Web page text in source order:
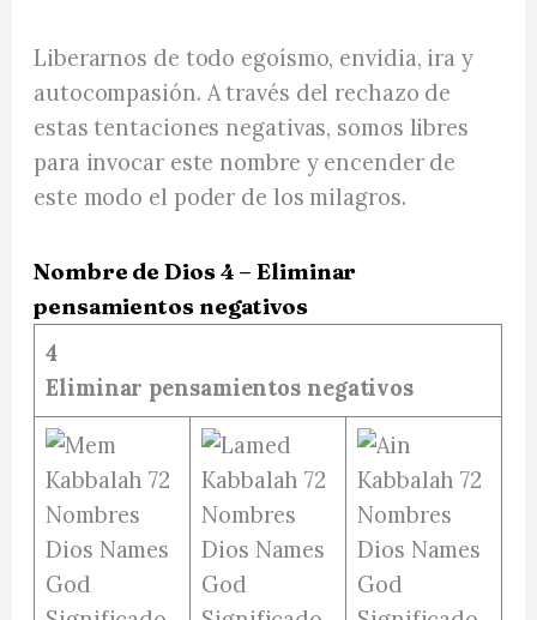
Liberarnos de todo egoísmo, envidia, ira y
autocompasión. A través del rechazo de
estas tentaciones negativas, somos libres
para invocar este nombre y encender de
este modo el poder de los milagros.
Nombre de Dios 4 – Eliminar
pensamientos negativos
4
Eliminar pensamientos negativos